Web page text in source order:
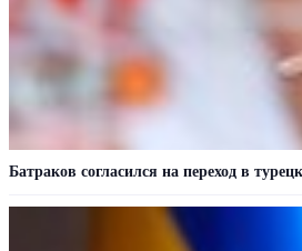
Батраков согласился на переход в